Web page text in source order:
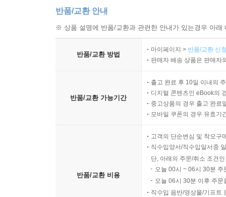
반품/교환 안내
※ 상품 설명에 반품/교환과 관련한 안내가 있는경우 아
반품/교환 방법
마이페이지 > 반품/교환 신
판매자 배송 상품은 판매자
반품/교환 가능기간
출고 완료 후 10일 이내의
디지털 콘텐츠인 eBook의
중고상품의 경우 출고 완료
모바일 쿠폰의 경우 유효기
반품/교환 비용
고객의 단순변심 및 착오구
직수입양서/직수입일서중
단, 아래의 주문/취소 조건
오늘 00시 ~ 06시 30분
오늘 06시 30분 이후 주
직수입 음반/영상물/기프트